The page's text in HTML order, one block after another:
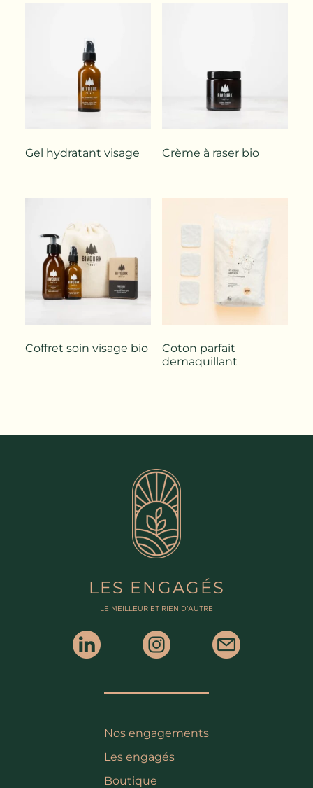
Gel hydratant visage Crème à raser bio
Coffret soin visage bio
Coton parfait
demaquillant
LES ENGAGÉS
LE MEILLEUR ET RIEN D'AUTRE
Nos engagements
Les engagés
Boutique